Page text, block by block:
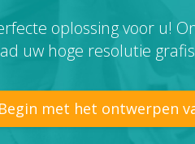
oplossing voor u!
uw hoge resolutie
Begin met het ontwerpen